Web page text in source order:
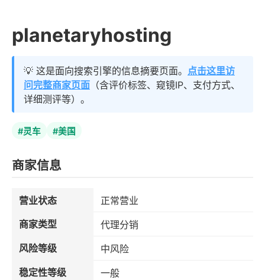
planetaryhosting
💡 这是面向搜索引擎的信息摘要页面。 点击这里访
问完整商家页面 （含评价标签、窥镜IP、支付方式、
详细测评等）。
#灵车 #美国
商家信息
营业状态
正常营业
商家类型
代理分销
风险等级
中风险
稳定性等级
一般